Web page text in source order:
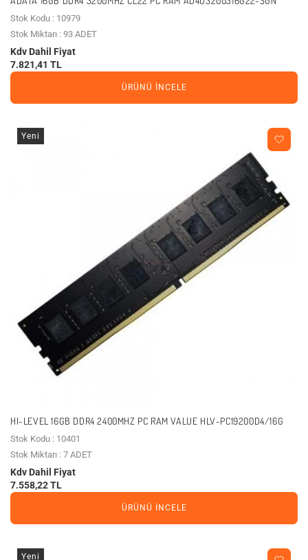
Stok Kodu : 10979
Stok Miktarı : 93 ADET
Kdv Dahil Fiyat
7.821,41 TL
ÜRÜNÜ İNCELE
Yeni
HI-LEVEL 16GB DDR4 2400MHZ PC RAM VALUE HLV-PC19200D4/16G
Stok Kodu : 10401
Stok Miktarı : 7 ADET
Kdv Dahil Fiyat
7.558,22 TL
ÜRÜNÜ İNCELE
Yeni